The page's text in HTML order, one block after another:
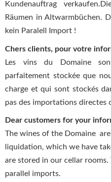
Kundenauftrag
Räumen in Altwarmbüchen.
kein Paralell Import !
Chers clients, pour votre
Les vins du Domaine
parfaitement stockée que
charge et qui sont stockés
pas des importations directes
Dear customers for your
The wines of the Domaine
liquidation, which we have
are stored in our cellar
parallel imports.